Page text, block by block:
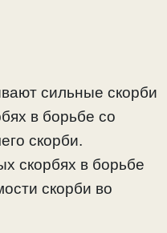
сильные скорби
в борьбе со
скорби.
скорбях в борьбе
скорби во